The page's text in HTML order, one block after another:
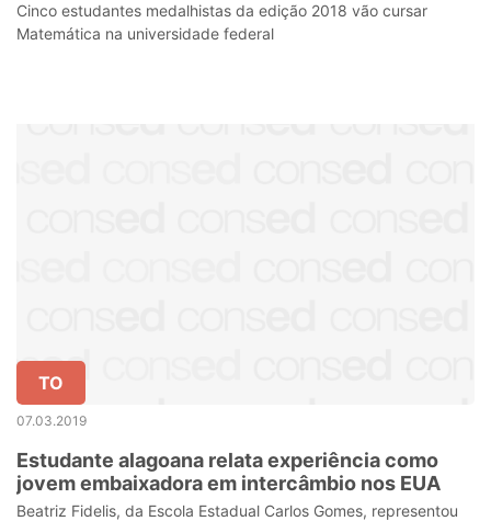
Cinco estudantes medalhistas da edição 2018 vão cursar
Matemática na universidade federal
TO
07.03.2019
Estudante alagoana relata experiência como
jovem embaixadora em intercâmbio nos EUA
Beatriz Fidelis, da Escola Estadual Carlos Gomes, representou